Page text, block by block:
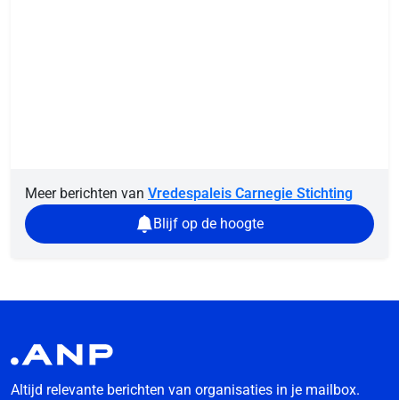
Meer berichten van Vredespaleis Carnegie Stichting
Blijf op de hoogte
Altijd relevante berichten van organisaties in je mailbox.